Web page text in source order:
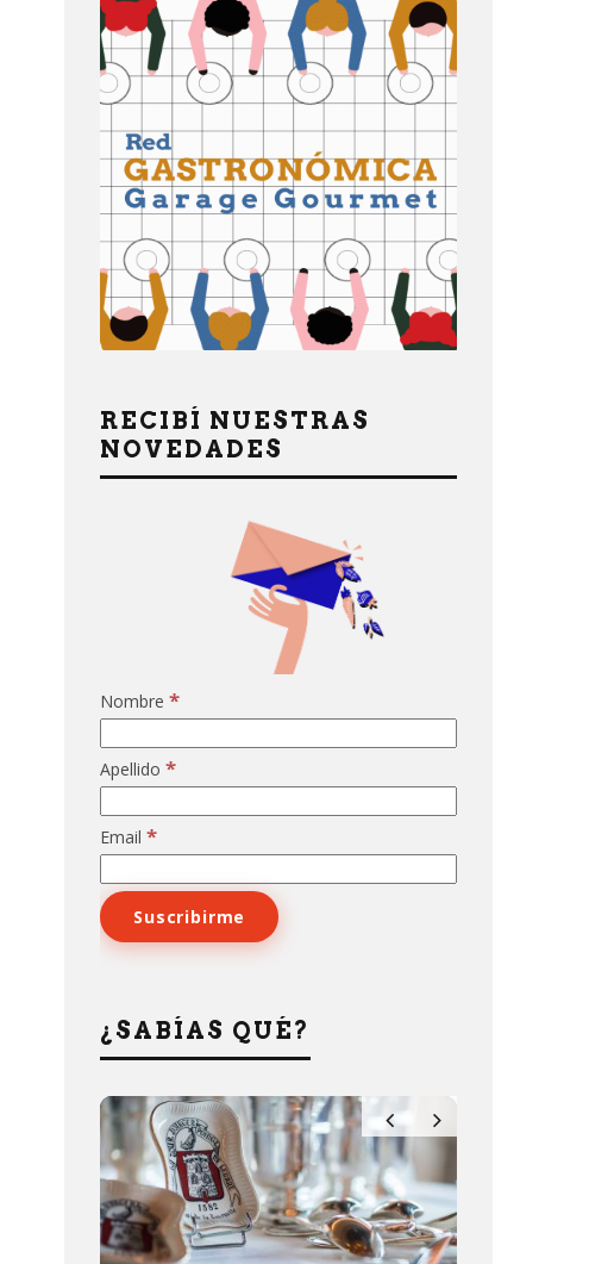
RECIBÍ NUESTRAS
NOVEDADES
Nombre *
Apellido *
Email *
¿SABÍAS QUÉ?